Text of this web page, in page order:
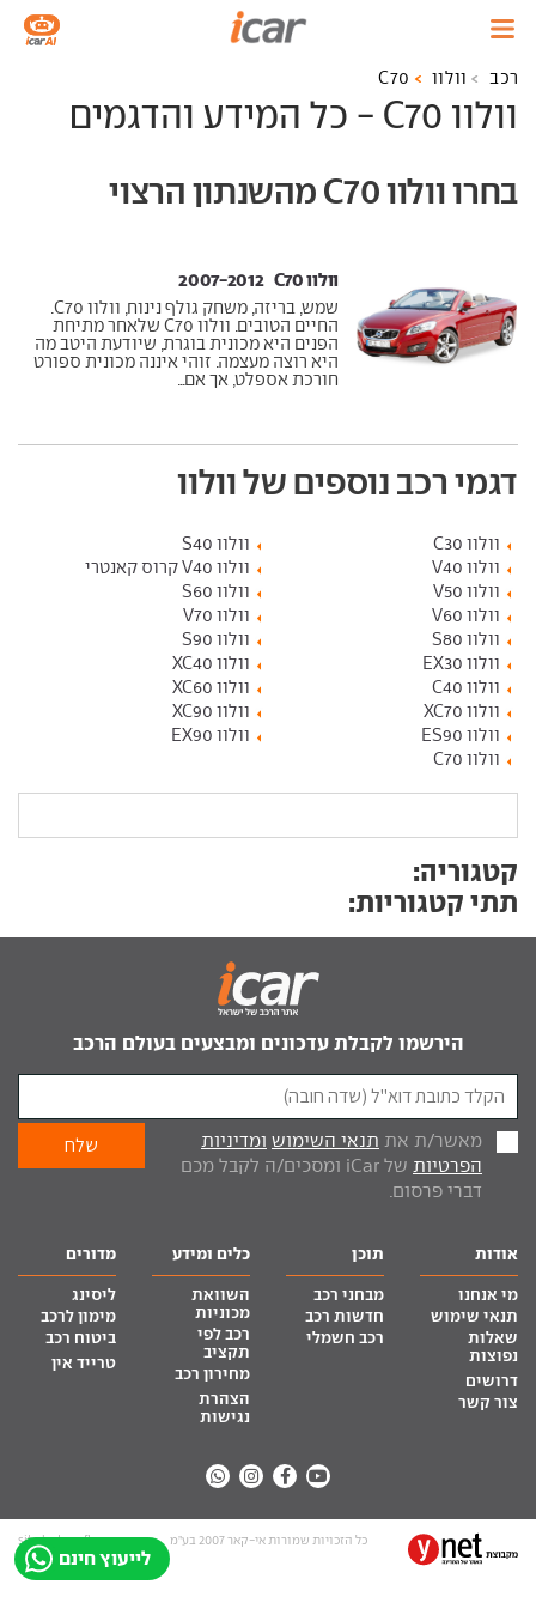
רכב וולוו C70
וולוו C70 - כל המידע והדגמים
בחרו וולוו C70 מהשנתון הרצוי
וולוו C70 ‏ 2007-2012
שמש, בריזה, משחק גולף נינוח, וולוו C70.
החיים הטובים. וולוו C70 שלאחר מתיחת
הפנים היא מכונית בוגרת, שיודעת היטב מה
היא רוצה מעצמה. זוהי איננה מכונית ספורט
חורכת אספלט, אך אם...
דגמי רכב נוספים של וולוו
וולוו C30
וולוו S40
וולוו V40
וולוו V40 קרוס קאנטרי
וולוו V50
וולוו S60
וולוו V60
וולוו V70
וולוו S80
וולוו S90
וולוו EX30
וולוו XC40
וולוו C40
וולוו XC60
וולוו XC70
וולוו XC90
וולוו ES90
וולוו EX90
וולוו C70
קטגוריה:
תתי קטגוריות:
לייעוץ חינם
הירשמו לקבלת עדכונים ומבצעים בעולם הרכב
מאשר/ת את תנאי השימוש ומדיניות
הפרטיות
של iCar ומסכים/ה לקבל מכם
דברי פרסום.
אודות
מי אנחנו
תנאי שימוש
שאלות
נפוצות
דרושים
צור קשר
תוכן
מבחני רכב
חדשות רכב
רכב חשמלי
כלים ומידע
השוואת
מכוניות
רכב לפי
תקציב
מחירון רכב
הצהרת
נגישות
מדורים
ליסינג
מימון לרכב
ביטוח רכב
טרייד אין
כל הזכויות שמורות אי-קאר 2007 בע”מ site by tq.soft